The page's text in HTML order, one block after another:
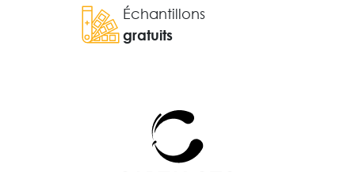
Échantillons
gratuits